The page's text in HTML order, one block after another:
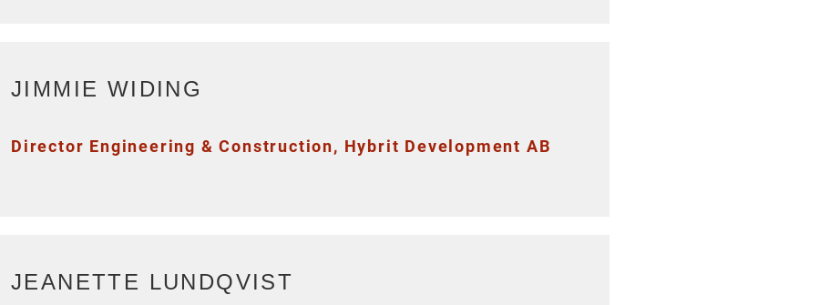
JIMMIE WIDING
Director Engineering & Construction, Hybrit Development AB
JEANETTE LUNDQVIST